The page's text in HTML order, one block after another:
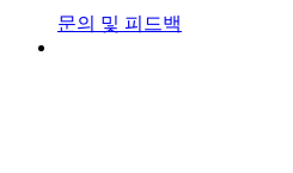
문의 및 피드백